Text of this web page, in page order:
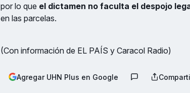
por lo que el dictamen no faculta el despojo
en las parcelas.
(Con información de EL PAÍS y Caracol Radio)
Agregar UHN Plus en Google